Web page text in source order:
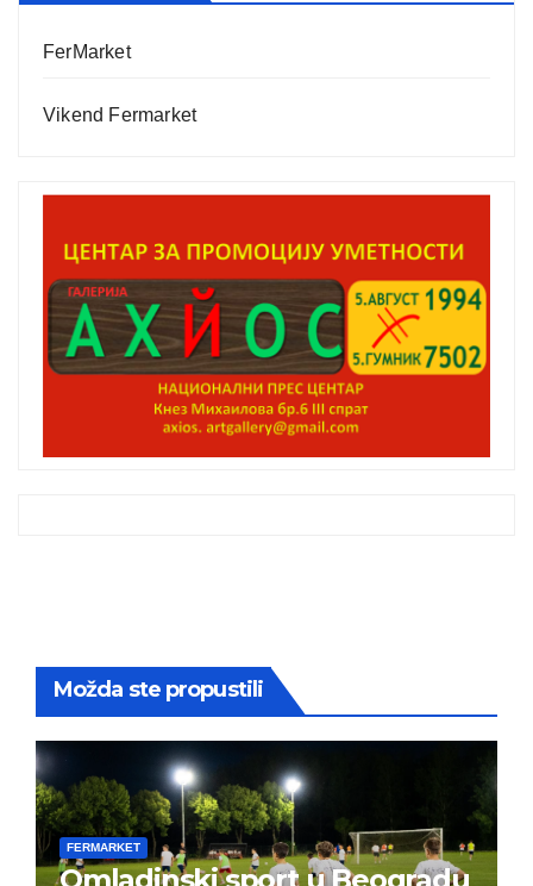
FerMarket
Vikend Fermarket
Možda ste propustili
FERMARKET